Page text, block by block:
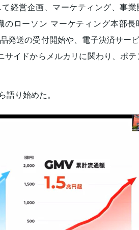
経営企画、マーケティング、事業
ローソン マーケティング本部長
発送の受付開始や、電子決済サービ
サイドからメルカリに関わり、ポテ
り始めた。